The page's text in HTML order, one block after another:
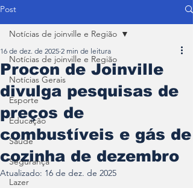
Post
Notícias de joinville e Região
Notícias Gerais
Esporte
Educação
Saúde
Segurança
Lazer
Notícias de joinville e Região
Procon de Joinville
divulga pesquisas de
preços de
combustíveis e gás de
cozinha de dezembro
16 de dez. de 2025 2 min de leitura
Atualizado: 16 de dez. de 2025